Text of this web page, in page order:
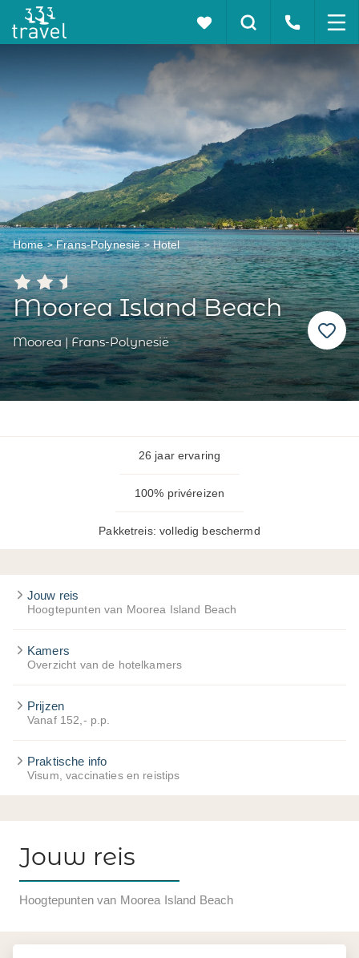
Home Frans-Polynesië Hotel
Moorea Island Beach
Moorea | Frans-Polynesië
26 jaar ervaring
100% privéreizen
Pakketreis: volledig beschermd
Jouw reis
Hoogtepunten van Moorea Island Beach
Kamers
Overzicht van de hotelkamers
Prijzen
Vanaf 152,- p.p.
Praktische info
Visum, vaccinaties en reistips
Jouw reis
Hoogtepunten van Moorea Island Beach